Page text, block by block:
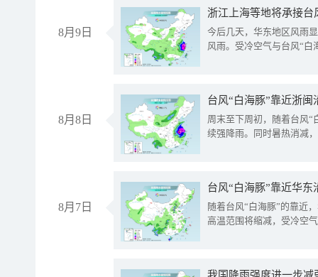
8月9日
浙江上海等地将承接台
今后几天，华东地区风雨
风雨。受冷空气与台风“白
8月8日
台风“白海豚”靠近浙
周末至下周初，随着台风“
续强降雨。同时暑热消减
8月7日
台风“白海豚”靠近华
随着台风“白海豚”的靠近
高温范围将缩减，受冷空